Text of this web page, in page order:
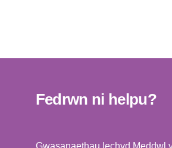
Fedrwn ni helpu?
Gwasanaethau Iechyd Meddwl